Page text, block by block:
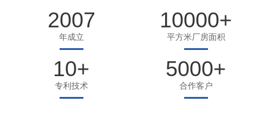
我们秉承为合作伙伴创造价值的核心价值观，并以诚实、宽容、创
新、服务为企业 精神，通过自主创新和真诚合作为塑料制品行业创
2007
年成立
10000+
平方米厂房面积
10+
专利技术
5000+
合作客户
1311网格田字托盘